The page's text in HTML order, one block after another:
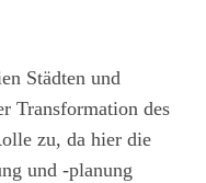
Städten und
Transformation des
zu, da hier die
und -planung